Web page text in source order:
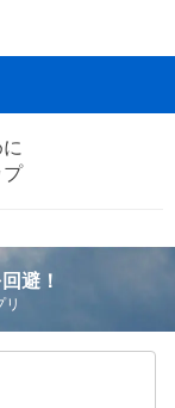
プ
避！